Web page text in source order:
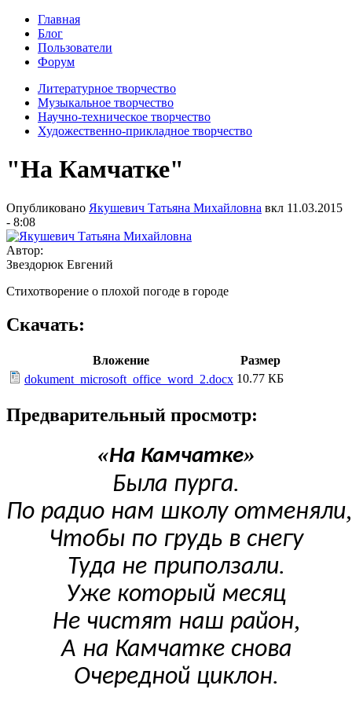
Главная
Блог
Пользователи
Форум
Литературное творчество
Музыкальное творчество
Научно-техническое творчество
Художественно-прикладное творчество
"На Камчатке"
Опубликовано Якушевич Татьяна Михайловна вкл 11.03.2015
- 8:08
Автор:
Звездорюк Евгений
Стихотворение о плохой погоде в городе
Скачать:
Вложение
Размер
dokument_microsoft_office_word_2.docx 10.77 КБ
Предварительный просмотр:
«На Камчатке»
Была пурга.
По радио нам школу отменяли,
Чтобы по грудь в снегу
Туда не приползали.
Уже который месяц
Не чистят наш район,
А на Камчатке снова
Очередной циклон.